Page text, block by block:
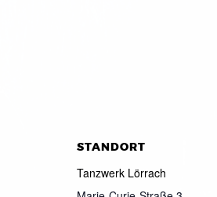
STANDORT
Tanzwerk Lörrach